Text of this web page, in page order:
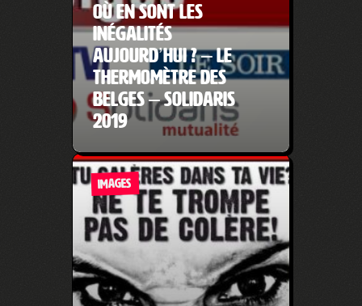
Où en sont les
inégalités
aujourd’hui ? – Le
Thermomètre des
Belges – Solidaris
2019
IMAGES